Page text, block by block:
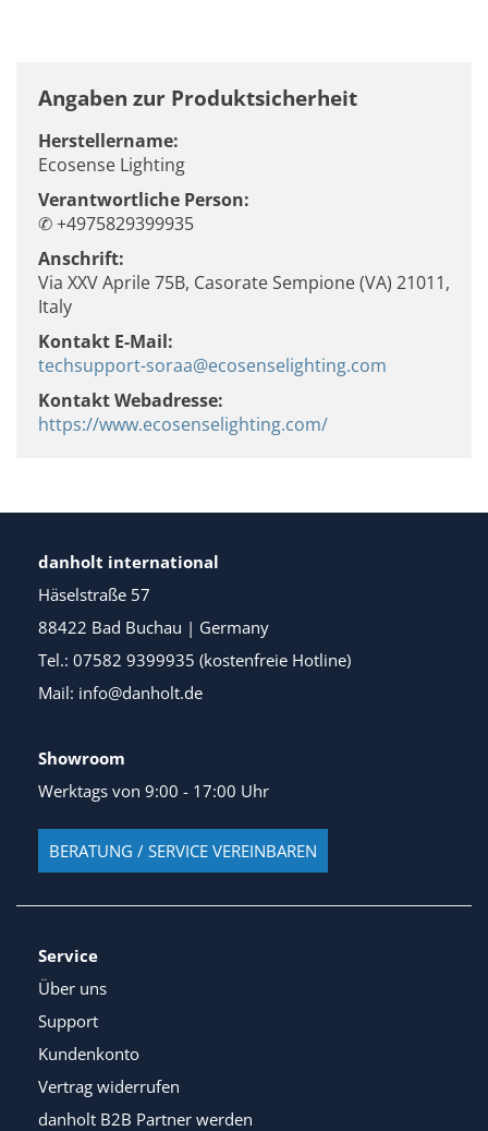
Angaben zur Produktsicherheit
Herstellername:
Ecosense Lighting
Verantwortliche Person:
✆ +4975829399935
Anschrift:
Via XXV Aprile 75B, Casorate Sempione (VA) 21011,
Italy
Kontakt E-Mail:
techsupport-soraa@ecosenselighting.com
Kontakt Webadresse:
https://www.ecosenselighting.com/
danholt international
Häselstraße 57
88422 Bad Buchau | Germany
Tel.: 07582 9399935 (kostenfreie Hotline)
Mail: info@danholt.de
Showroom
Werktags von 9:00 - 17:00 Uhr
BERATUNG / SERVICE VEREINBAREN
Service
Über uns
Support
Kundenkonto
Vertrag widerrufen
danholt B2B Partner werden